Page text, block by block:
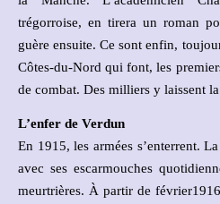
trégorroise, en tirera un roman
guère ensuite. Ce sont enfin,
Côtes-du-Nord qui font, les
de combat. Des milliers y laissent
L’enfer de Verdun
En 1915, les armées s’enterrent.
avec ses escarmouches
meurtrières. À partir de